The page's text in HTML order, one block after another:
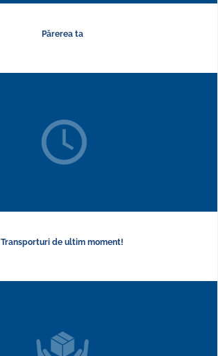
Părerea ta
Transporturi de ultim moment!